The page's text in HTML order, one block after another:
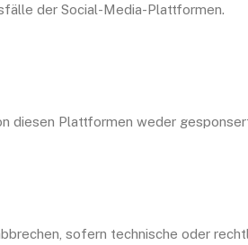
der Social-Media-Plattformen.
diesen Plattformen weder
sofern technische oder